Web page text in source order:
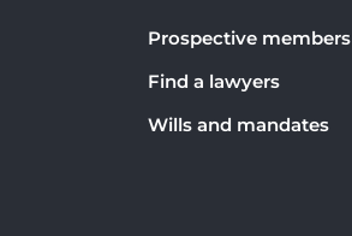
Prospective members
Find a lawyers
Wills and mandates